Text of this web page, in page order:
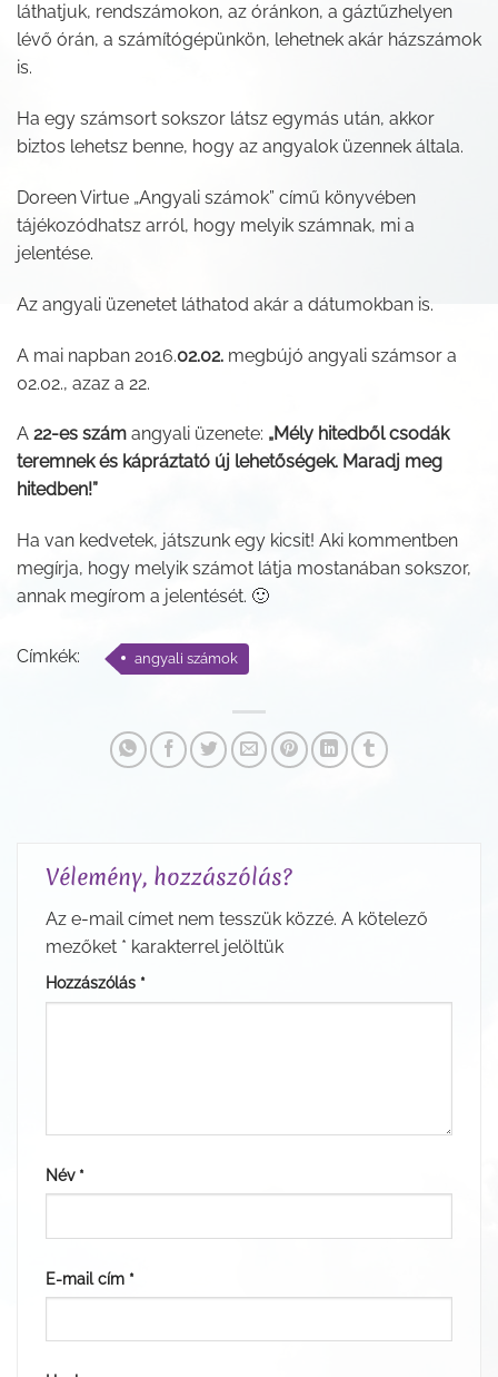
láthatjuk, rendszámokon, az óránkon, a gáztűzhelyen
lévő órán, a számítógépünkön, lehetnek akár házszámok
is.
Ha egy számsort sokszor látsz egymás után, akkor
biztos lehetsz benne, hogy az angyalok üzennek általa.
Doreen Virtue „Angyali számok” című könyvében
tájékozódhatsz arról, hogy melyik számnak, mi a
jelentése.
Az angyali üzenetet láthatod akár a dátumokban is.
A mai napban 2016.02.02. megbújó angyali számsor a
02.02., azaz a 22.
A 22-es szám angyali üzenete: „Mély hitedből csodák
teremnek és kápráztató új lehetőségek. Maradj meg
hitedben!”
Ha van kedvetek, játszunk egy kicsit! Aki kommentben
megírja, hogy melyik számot látja mostanában sokszor,
annak megírom a jelentését. 🙂
Címkék: angyali számok
Vélemény, hozzászólás?
Az e-mail címet nem tesszük közzé. A kötelező
mezőket * karakterrel jelöltük
Hozzászólás *
Név *
E-mail cím *